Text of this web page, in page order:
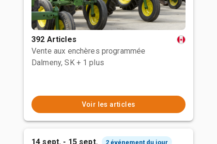
392 Articles
Vente aux enchères programmée
Dalmeny, SK + 1 plus
Voir les articles
14 sept. - 15 sept. 2 événement du jour